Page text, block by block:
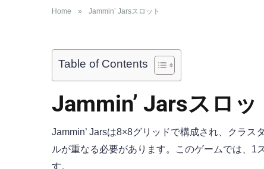
Home » Jammin’ Jarsスロット
Table of Contents
Jammin’ Jarsスロ
Jammin’ Jarsは8×8グリッドで構成され、クラ
ルが重なる必要があります。このゲームでは、1
す。